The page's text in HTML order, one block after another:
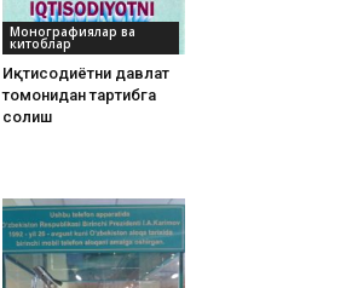
Монографиялар ва
китоблар
Иқтисодиётни давлат
томонидан тартибга
солиш